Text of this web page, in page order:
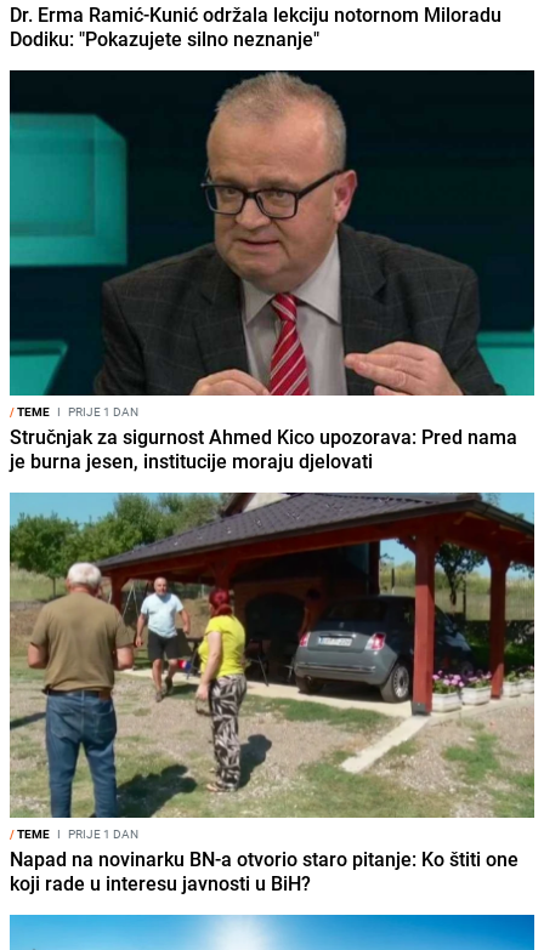
Dr. Erma Ramić-Kunić održala lekciju notornom Miloradu
Dodiku: "Pokazujete silno neznanje"
/TEME I PRIJE 1 DAN
Stručnjak za sigurnost Ahmed Kico upozorava: Pred nama
je burna jesen, institucije moraju djelovati
/TEME I PRIJE 1 DAN
Napad na novinarku BN-a otvorio staro pitanje: Ko štiti one
koji rade u interesu javnosti u BiH?